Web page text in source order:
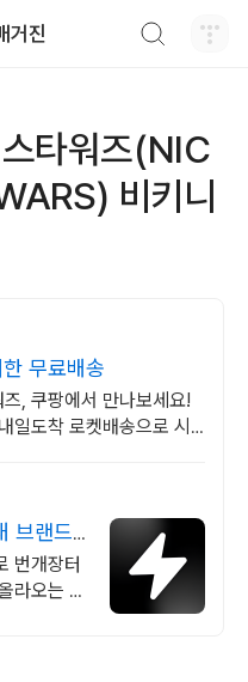
거진
타워즈(NIC
비키니
무료배송
, 쿠팡에서 만나보세요!
일도착 로켓배송으로 시
브랜드
번개장터
라오는 전